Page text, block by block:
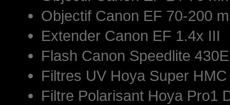
Objectif Canon EF 70-200
Extender Canon EF 1.4x III
Flash Canon Speedlite
Filtres UV Hoya Super
Filtre Polarisant Hoya Pro1